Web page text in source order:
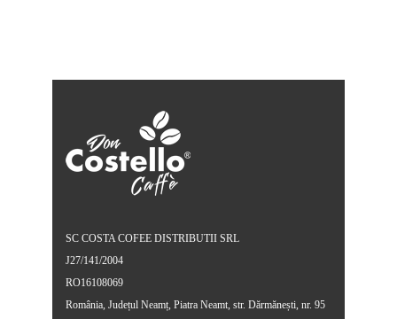
SC COSTA COFEE DISTRIBUTII SRL
J27/141/2004
RO16108069
România, Județul Neamț, Piatra Neamt, str. Dărmănești, nr. 95